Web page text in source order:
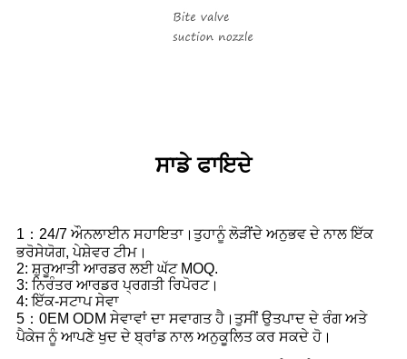
ਸਾਡੇ ਫਾਇਦੇ
1：24/7 ਔਨਲਾਈਨ ਸਹਾਇਤਾ।ਤੁਹਾਨੂੰ ਲੋੜੀਂਦੇ ਅਨੁਭਵ ਦੇ ਨਾਲ ਇੱਕ
ਭਰੋਸੇਯੋਗ, ਪੇਸ਼ੇਵਰ ਟੀਮ।
2: ਸ਼ੁਰੂਆਤੀ ਆਰਡਰ ਲਈ ਘੱਟ MOQ.
3: ਨਿਰੰਤਰ ਆਰਡਰ ਪ੍ਰਗਤੀ ਰਿਪੋਰਟ।
4: ਇੱਕ-ਸਟਾਪ ਸੇਵਾ
5：0EM ODM ਸੇਵਾਵਾਂ ਦਾ ਸਵਾਗਤ ਹੈ।ਤੁਸੀਂ ਉਤਪਾਦ ਦੇ ਰੰਗ ਅਤੇ
ਪੈਕੇਜ ਨੂੰ ਆਪਣੇ ਖੁਦ ਦੇ ਬ੍ਰਾਂਡ ਨਾਲ ਅਨੁਕੂਲਿਤ ਕਰ ਸਕਦੇ ਹੋ।